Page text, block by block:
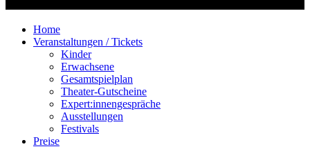
Home
Veranstaltungen / Tickets
Kinder
Erwachsene
Gesamtspielplan
Theater-Gutscheine
Expert:innengespräche
Ausstellungen
Festivals
Preise